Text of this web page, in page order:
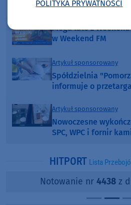
Mega lato z
w Weekend FM
Artykuł sponsorowany
Spółdzielnia
informuje o
Artykuł sponsorowany
Nowoczesne
SPC, WPC i fornir
HITPORT Lista
Notowanie nr 4438z
POLITYKA PRYWATNOŚCI